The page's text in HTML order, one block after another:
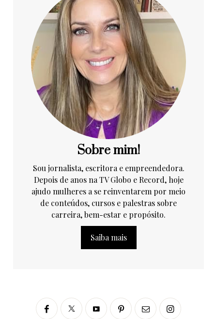
Sobre mim!
Sou jornalista, escritora e empreendedora.
Depois de anos na TV Globo e Record, hoje
ajudo mulheres a se reinventarem por meio
de conteúdos, cursos e palestras sobre
carreira, bem-estar e propósito.
Saiba mais